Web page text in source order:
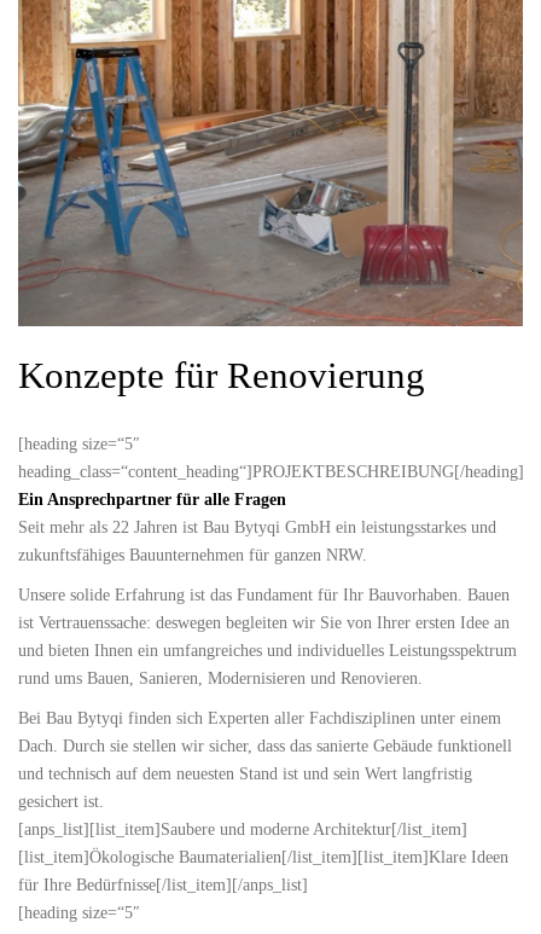
Konzepte für Renovierung
[heading size=“5″
heading_class=“content_heading“]PROJEKTBESCHREIBUNG[/heading]
Ein Ansprechpartner für alle Fragen
Seit mehr als 22 Jahren ist Bau Bytyqi GmbH ein leistungsstarkes und
zukunftsfähiges Bauunternehmen für ganzen NRW.
Unsere solide Erfahrung ist das Fundament für Ihr Bauvorhaben. Bauen
ist Vertrauenssache: deswegen begleiten wir Sie von Ihrer ersten Idee an
und bieten Ihnen ein umfangreiches und individuelles Leistungsspektrum
rund ums Bauen, Sanieren, Modernisieren und Renovieren.
Bei Bau Bytyqi finden sich Experten aller Fachdisziplinen unter einem
Dach. Durch sie stellen wir sicher, dass das sanierte Gebäude funktionell
und technisch auf dem neuesten Stand ist und sein Wert langfristig
gesichert ist.
[anps_list][list_item]Saubere und moderne Architektur[/list_item]
[list_item]Ökologische Baumaterialien[/list_item][list_item]Klare Ideen
für Ihre Bedürfnisse[/list_item][/anps_list]
[heading size=“5″